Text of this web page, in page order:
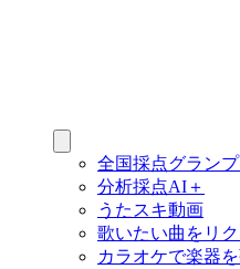
全国採点グランプ
分析採点AI＋
うたスキ動画
歌いたい曲をリク
カラオケで楽器